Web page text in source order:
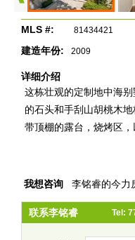
MLS #: 81434421
建造年份: 2009
详细介绍
这栋壮观的定制地中海
的石头和手刮山胡桃木
带顶棚的露台，烧烤区，
我想咨询 李铭睿的今力
联系李铭睿 Tel: